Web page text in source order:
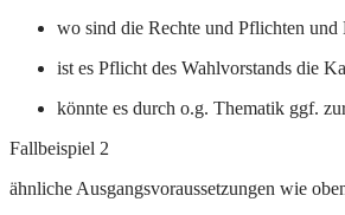
wo sind die Rechte und Pflichten und
ist es Pflicht des Wahlvorstands die
könnte es durch o.g. Thematik ggf.
Fallbeispiel 2
ähnliche Ausgangsvoraussetzungen wie